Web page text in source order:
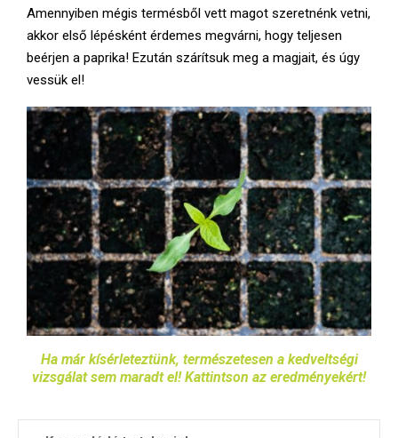
Amennyiben mégis termésből vett magot szeretnénk vetni,
akkor első lépésként érdemes megvárni, hogy teljesen
beérjen a paprika! Ezután szárítsuk meg a magjait, és úgy
vessük el!
Ha már kísérleteztünk, természetesen a kedveltségi
vizsgálat sem maradt el! Kattintson az eredményekért!